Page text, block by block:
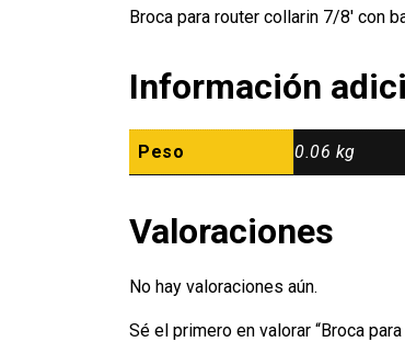
Broca para router collarin 7/8′ con
Información
Peso 0.06 kg
Valoraciones
No hay valoraciones aún.
Sé el primero en valorar “Broca